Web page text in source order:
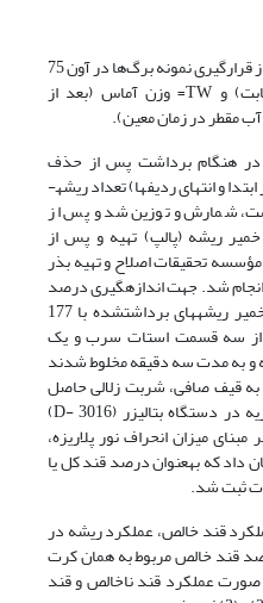
FW= وزن تر، DW= وزن خشک (بعد از قرارگیری نمونه برگ‌ها در آون 75
درجه سانتی‌گراد و حصول وزن ثابت) و TW= وزن آماس (بعد از
مقطر در زمان معین).
در هنگام برداشت پس از حذف
حاشیه­ها (دو ردیف کناری و نیم متر از ابتدا و انتهای ردیف­ها) تعداد ریشه­
شمارش و توزین شد و پس از
ریشه (پالپ) تهیه و پس از
مؤسسه تحقیقات اصلاح و تهیه بذر
شد. جهت اندازه­گیری درصد
قند برای هر نمونه مقدار 20 گرم خمیر ریشه­های برداشت­شده با 177
از سه قسمت استات سرب و یک
به مدت سه دقیقه مخلوط شدند
قیف صافی، شربت زلالی حاصل
شد. شربت به‌دست‌آمده جهت تجزیه در دستگاه بتالیزر (D- 3016)
میزان انحراف نور پلاریزه،
داد که به­عنوان درصد قند کل یا
قند خالص، عملکرد ریشه‌ در
قند خالص‌ مربوط‌ به‌ همان‌ کرت‌
عملکرد قند­ ناخالص ‌و قند